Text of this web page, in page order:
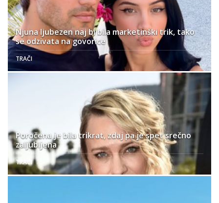
Njuna ljubezen naj bi bila marketinški trik, tako
se odzivata na govorice
TRAČI
Poročena je bila trikrat, zdaj pa je spet srečno
zaljubljena
TRAČI